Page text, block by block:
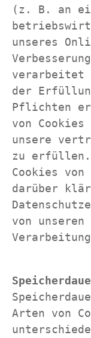
(z. B. an
unseres
verarbeitet
der
Pflichten
von
unsere
zu erfüllen.
Cookies
darüber
von
Arten von